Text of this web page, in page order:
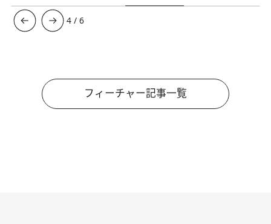
4 /6
フィーチャー記事一覧